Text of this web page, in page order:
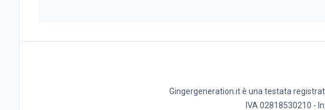
Gingergeneration.it è una testata
IVA 02818530210 -